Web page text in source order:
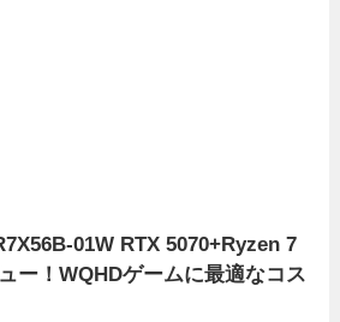
01W RTX 5070+Ryzen 7
ー！WQHDゲームに最適なコス